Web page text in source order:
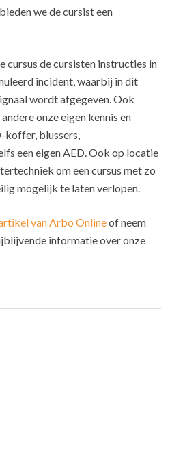
we de cursist een
cursus de cursisten instructies in
incident, waarbij in dit
wordt afgegeven. Ook
onze eigen kennis en
blussers,
een eigen AED. Ook op locatie
om een cursus met zo
mogelijk te laten verlopen.
van Arbo Onlineof neem
informatie over onze